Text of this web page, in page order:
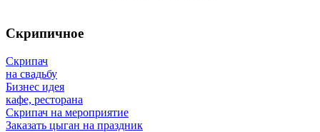
Скрипичное
Скрипач
на свадьбу
Бизнес идея
кафе, ресторана
Скрипач на мероприятие
Заказать цыган на праздник